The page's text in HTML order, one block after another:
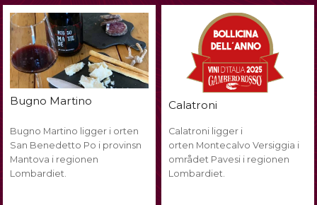
Bugno Martino
Bugno Martino ligger i orten
San Benedetto Po i provinsn
Mantova i regionen
Lombardiet.
Calatroni
Calatroni ligger i
orten Montecalvo Versiggia i
området Pavesi i regionen
Lombardiet.